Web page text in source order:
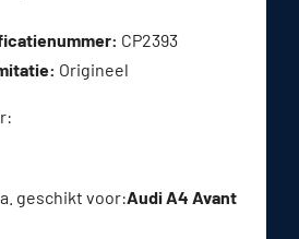
CP2393
Origineel
geschikt voor:Audi A4 Avant